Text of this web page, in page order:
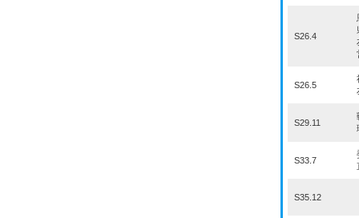
S26.4
S26.5
S29.11
S33.7
S35.12